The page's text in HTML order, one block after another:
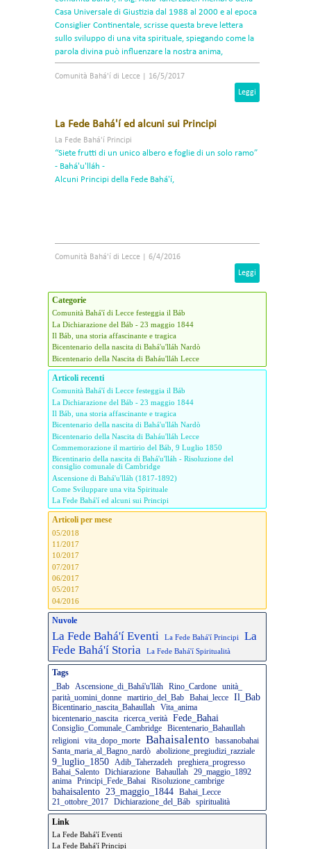
Casa Universale di Giustizia dal 1988 al 2000 e al epoca
Consiglier Continentale, scrisse questa breve lettera
sullo sviluppo di una vita spirituale, spiegando come la
parola divina può influenzare la nostra anima,
indicando i "quatro passi essenziali" per lo sviluppo di
una vita spirituale.
Comunità Bahá'í di Lecce
16/5/2017
Leggi
La Fede Bahá'í ed alcuni sui Principi
La Fede Bahá'í Principi
“Siete frutti di un unico albero e foglie di un solo ramo”
- Bahá'u'lláh -
Alcuni Principi della Fede Bahá'í,
Comunità Bahá'í di Lecce
6/4/2016
Leggi
Categorie
Comunità Bahá'í di Lecce festeggia il Báb
La Dichiarazione del Báb - 23 maggio 1844
Il Báb, una storia affascinante e tragica
Bicentenario della nascita di Bahá'u'lláh Nardò
Bicentenario della Nascita di Baháu'lláh Lecce
Articoli recenti
Comunità Bahá'í di Lecce festeggia il Báb
La Dichiarazione del Báb - 23 maggio 1844
Il Báb, una storia affascinante e tragica
Bicentenario della nascita di Bahá'u'lláh Nardò
Bicentenario della Nascita di Baháu'lláh Lecce
Commemorazione il martirio del Báb, 9 Luglio 1850
Bicentinario della nascita di Bahá'u'lláh - Risoluzione del
consiglio comunale di Cambridge
Ascensione di Bahá'u'lláh (1817-1892)
Come Sviluppare una vita Spirituale
La Fede Bahá'í ed alcuni sui Principi
Articoli per mese
05/2018
11/2017
10/2017
07/2017
06/2017
05/2017
04/2016
Nuvole
La Fede Bahá'í Eventi La Fede Bahá'í Principi
La
Fede Bahá'í Storia
La Fede Bahá'í Spiritualità
Tags
_Bab
Ascensione_di_Bahá'u'lláh Rino_Cardone
unità_
parità_uomini_donne
martirio_del_Bab Bahai_lecce Il_Bab
Bicentinario_nascita_Bahaullah
Vita_anima
bicentenario_nascita
ricerca_verità Fede_Bahai
Consiglio_Comunale_Cambridge
Bicentenario_Bahaullah
religioni
vita_dopo_morte Bahaisalento
bassanobahai
Santa_maria_al_Bagno_nardò
abolizione_pregiudizi_razziale
9_luglio_1850 Adib_Taherzadeh
preghiera_progresso
Bahai_Salento
Dichiarazione Bahaullah
29_maggio_1892
anima
Principi_Fede_Bahai Risoluzione_cambrige
bahaisalento 23_maggio_1844
Bahai_Lecce
21_ottobre_2017
Dichiarazione_del_Báb spiritualità
Link
La Fede Bahá'í Eventi
La Fede Bahá'í Principi